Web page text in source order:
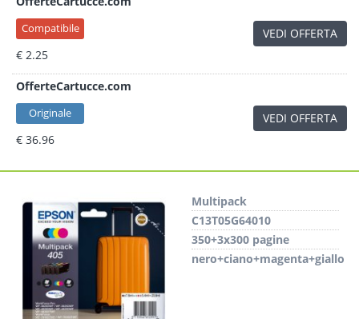
Compatibile
€ 2.25
VEDI OFFERTA
OfferteCartucce.com
Originale
€ 36.96
VEDI OFFERTA
Multipack
C13T05G64010
350+3x300 pagine
nero+ciano+magenta+giallo